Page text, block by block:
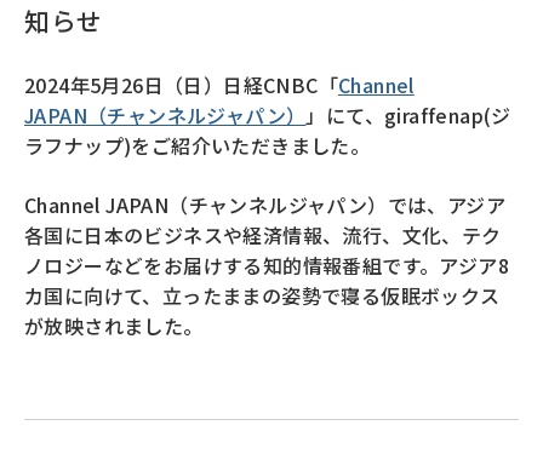
知らせ
2024年5月26日（日）日経CNBC「Channel
JAPAN（チャンネルジャパン）」にて、giraffenap(ジ
ラフナップ)をご紹介いただきました。
Channel JAPAN （チャンネルジャパン）では、アジア
各国に日本のビジネスや経済情報、流行、文化、テク
ノロジーなどをお届けする知的情報番組です。アジア8
カ国に向けて、立ったままの姿勢で寝る仮眠ボックス
が放映されました。